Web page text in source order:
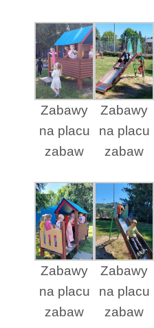
Zabawy
na placu
zabaw
Zabawy
na placu
zabaw
Zabawy
na placu
zabaw
Zabawy
na placu
zabaw